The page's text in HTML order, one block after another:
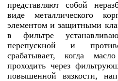
представляют собой
виде металлического
элементом и защитными
в фильтре
перепускной и
срабатывает, когда
проходить через
повышенной вязкости,